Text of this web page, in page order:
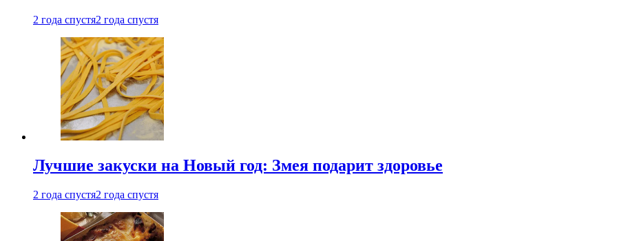
2 года спустя2 года спустя
Лучшие закуски на Новый год: Змея подарит здоровье
2 года спустя2 года спустя